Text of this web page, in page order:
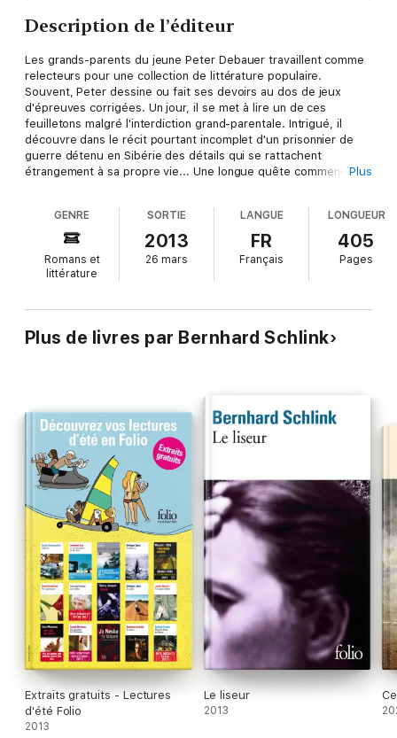
Description de l’éditeur
Les grands-parents du jeune Peter Debauer travaillent comme
relecteurs pour une collection de littérature populaire.
Souvent, Peter dessine ou fait ses devoirs au dos de jeux
d'épreuves corrigées. Un jour, il se met à lire un de ces
feuilletons malgré l'interdiction grand-parentale. Intrigué, il
découvre dans le récit pourtant incomplet d'un prisonnier de
guerre détenu en Sibérie des détails qui se rattachent
étrangement à sa propre vie... Une longue quête commence
le passé de sa propre famille.
Plus
GENRE
Romans et
littérature
SORTIE
2013
26 mars
LANGUE
FR
Français
LONGUEUR
405
Pages
Plus de livres par Bernhard Schlink
Extraits gratuits - Lectures
d'été Folio
2013
Le liseur
2013